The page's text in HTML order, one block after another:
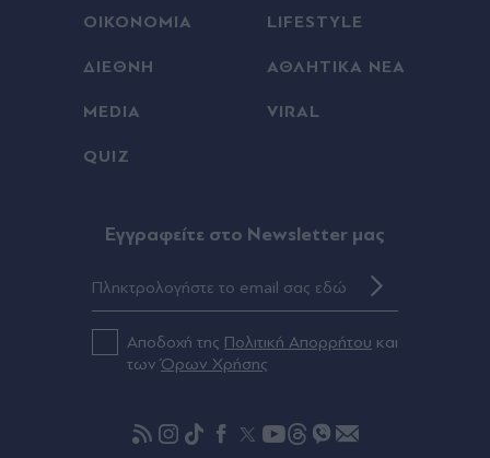
Αυγούστου
Πριν 42 λεπτά
συνεργασίες από το βράδυ - Ποια ζώδια ευνοεί η
Έρωτας στα δικαστήρια για "Αντώνιο και
Πριν 59 λεπτά
Πολύ υψηλός κίνδυνος πυρκαγιάς την Πέμπτη 6
Αυγούστου για την Αττική, τη Βοιωτία και την
Εύβοια - Στο "πορτοκαλί" κι άλλες περιοχές
ΟΙΚΟΝΟΜΙΑ LIFESTYLE
ΔΙΕΘΝΗ ΑΘΛΗΤΙΚΑ ΝΕΑ
MEDIA VIRAL
QUIZ
Eγγραφείτε στο Newsletter μας
Αποδοχή της Πολιτική Απορρήτου και
τωνΌρων Χρήσης